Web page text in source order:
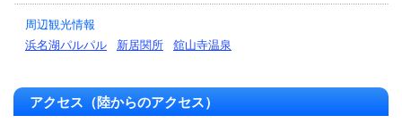
周辺観光情報
浜名湖パルパル
新居関所 舘山寺温泉
アクセス（陸からのアクセス）